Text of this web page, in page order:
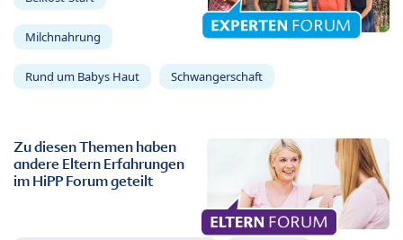
Milchnahrung
Rund um Babys Haut Schwangerschaft
Zu diesen Themen haben
andere Eltern Erfahrungen
im HiPP Forum geteilt